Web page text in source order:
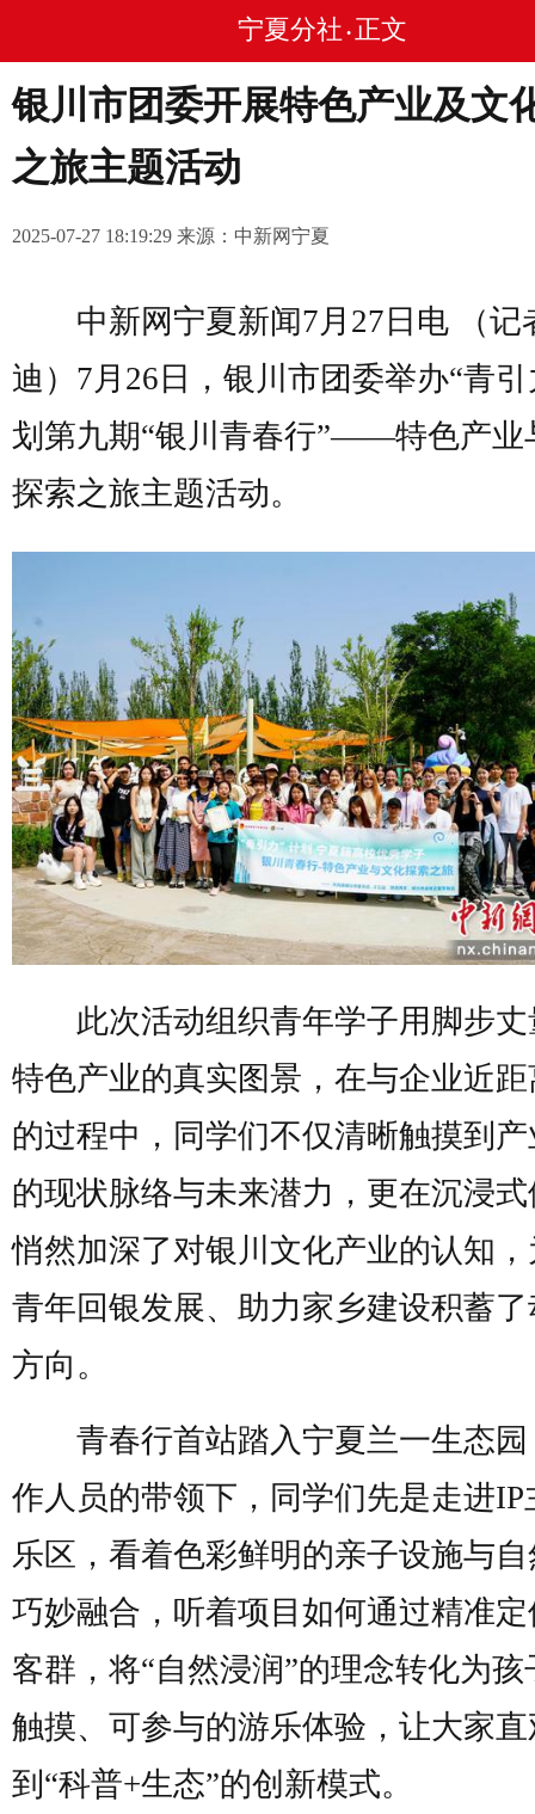
宁夏分社 • 正文
银川市团委开展特色产业及文
之旅主题活动
2025-07-27 18:19:29 来源：中新网宁夏
中新网宁夏新闻7月27日电 （记
迪）7月26日，银川市团委举办“青引
划第九期“银川青春行”——特色产业
探索之旅主题活动。
此次活动组织青年学子用脚步丈
特色产业的真实图景，在与企业近
的过程中，同学们不仅清晰触摸到
的现状脉络与未来潜力，更在沉浸
悄然加深了对银川文化产业的认知
青年回银发展、助力家乡建设积蓄
方向。
青春行首站踏入宁夏兰一生态园
作人员的带领下，同学们先是走进IP
乐区，看着色彩鲜明的亲子设施与
巧妙融合，听着项目如何通过精准
客群，将“自然浸润”的理念转化为孩
触摸、可参与的游乐体验，让大家
到“科普+生态”的创新模式。